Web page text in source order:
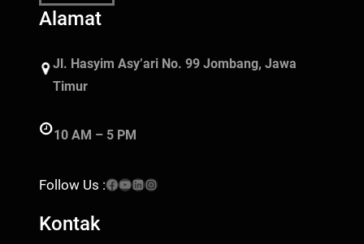
Alamat
Jl. Hasyim Asy’ari No. 99 Jombang, Jawa
Timur
10 AM – 5 PM
Follow Us :Facebook YouTube LinkedIn Instagram
Kontak